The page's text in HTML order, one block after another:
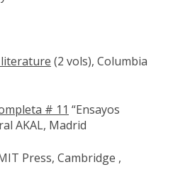
(2 vols), Columbia
# 11 “Ensayos
AKAL, Madrid
Press, Cambridge ,